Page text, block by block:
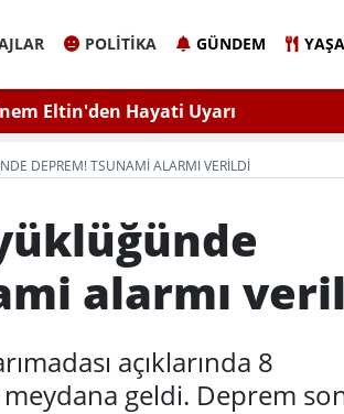
POLITIKA GÜNDEM
Eltin'den Hayati Uyarı
İlaçlama Ölüm Getirir
DEPREM! TSUNAMI ALARMI VERILDI
alarmı
açıklarında 8
geldi. Deprem